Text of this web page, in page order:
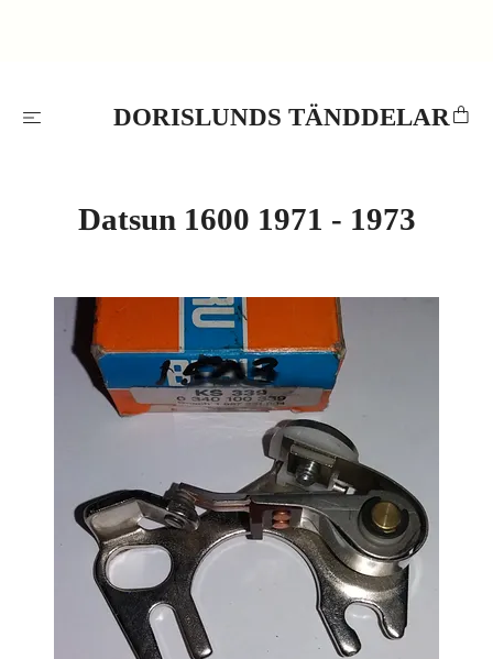
DORISLUNDS TÄNDDELAR
Datsun 1600 1971 - 1973